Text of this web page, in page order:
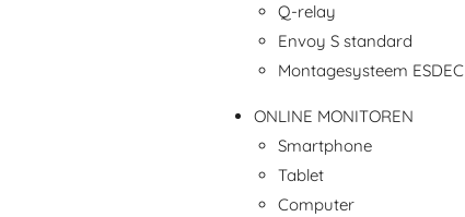
Q-relay
Envoy S standard
Montagesysteem ESDEC
ONLINE MONITOREN
Smartphone
Tablet
Computer